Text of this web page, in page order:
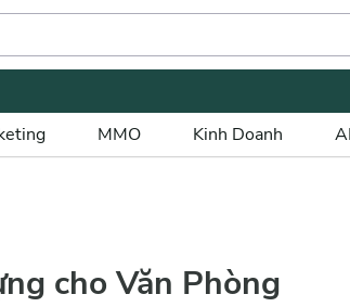
MMO Kinh Doanh
cho Văn Phòng